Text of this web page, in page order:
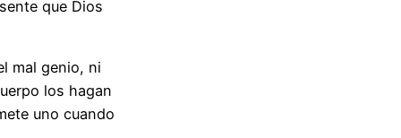
que Dios
mal genio, ni
los hagan
uno cuando